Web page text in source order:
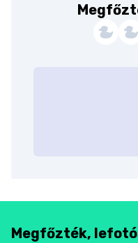
Megfőzték,